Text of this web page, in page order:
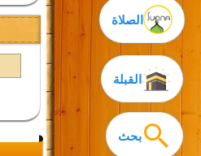
بحث
الصلاة
القبلة